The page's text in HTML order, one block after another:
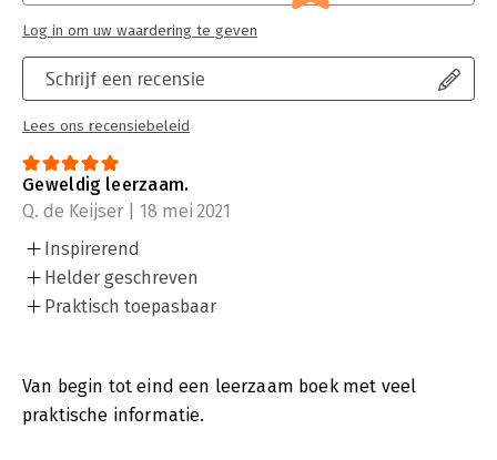
Schrijf een recensie
Lees ons recensiebeleid
Log in om uw waardering te geven
Geweldig leerzaam.
Q. de Keijser | 18 mei 2021
Inspirerend
Helder geschreven
Praktisch toepasbaar
Van begin tot eind een leerzaam boek met veel
praktische informatie.